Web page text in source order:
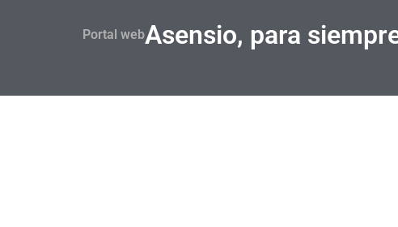
Portal webAsensio, para